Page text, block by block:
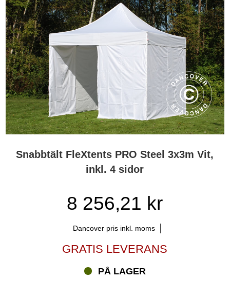
Snabbtält FleXtents PRO Steel 3x3m Vit,
inkl. 4 sidor
8 256,21 kr
Dancover pris inkl. moms
GRATIS LEVERANS
PÅ LAGER